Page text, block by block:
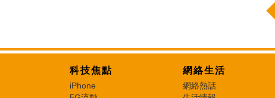
科技焦點
iPhone
網絡生活
網絡熱話